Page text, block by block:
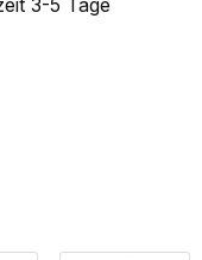
3-5 Tage
nicht verfügbar.)